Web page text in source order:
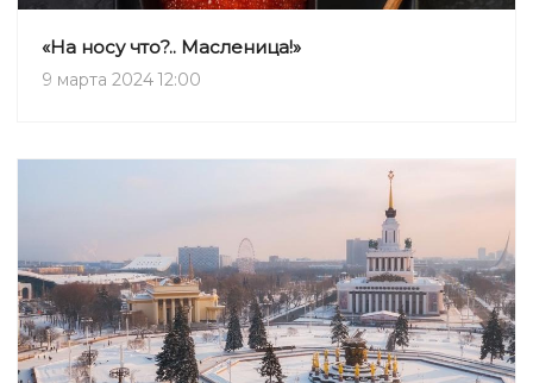
«На носу что?.. Масленица!»
9 марта 2024 12:00